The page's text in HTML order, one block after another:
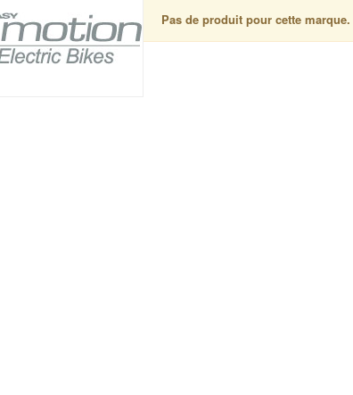
Pas de produit pour cette marque.